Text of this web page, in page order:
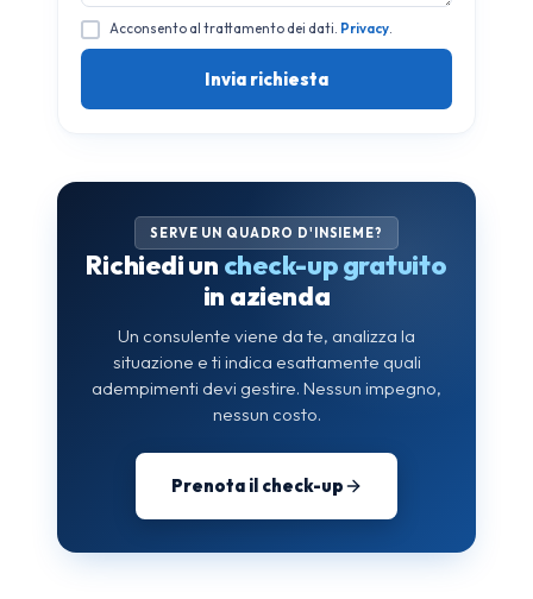
Acconsento al trattamento dei dati. Privacy
SERVE UN QUADRO D'INSIEME?
Richiedi un check-up gratuito
in azienda
Un consulente viene da te, analizza la
situazione e ti indica esattamente quali
adempimenti devi gestire. Nessun impegno,
nessun costo.
Prenota il check-up